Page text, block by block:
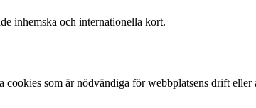
inhemska och internationella kort.
som är nödvändiga för webbplatsens drift